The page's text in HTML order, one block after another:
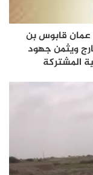
قابوس بن
ويثمن جهود
المشتركة